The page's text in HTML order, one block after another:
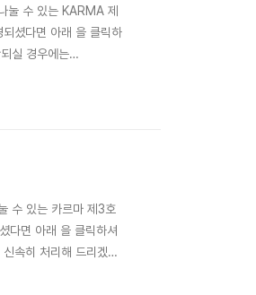
눌 수 있는 KARMA 제
셨다면 아래 을 클릭하
실 경우에는
수 있는 카르마 제3호
다면 아래 을 클릭하셔
속히 처리해 드리겠습